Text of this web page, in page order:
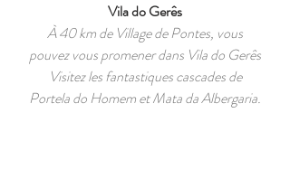
Vila do Gerês
À 40 km de Village de Pontes, vous
pouvez vous promener dans Vila do Gerês
Visitez les fantastiques cascades de
Portela do Homem et Mata da Albergaria.